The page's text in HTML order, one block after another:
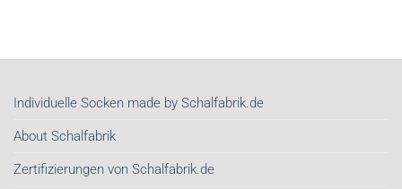
wichtigstes
sind
kaufen
Schals
Individuelle Socken made by Schalfabrik.de
About Schalfabrik
Zertifizierungen von Schalfabrik.de